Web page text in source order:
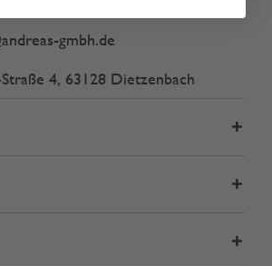
gmbh.de
4, 63128 Dietzenbach